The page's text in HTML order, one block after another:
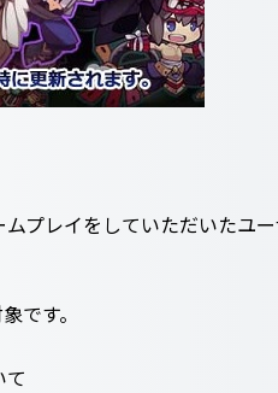
プレイをしていただいたユ
です。
て